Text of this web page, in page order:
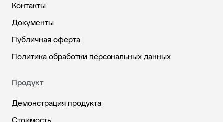
Контакты
Документы
Публичная оферта
Политика обработки персональных данных
Продукт
Демонстрация продукта
Стоимость